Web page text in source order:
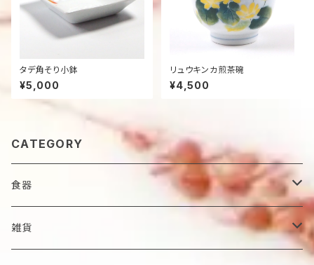
タデ角そり小鉢
¥5,000
リュウキンカ煎茶碗
¥4,500
CATEGORY
食器
鉢
雑貨